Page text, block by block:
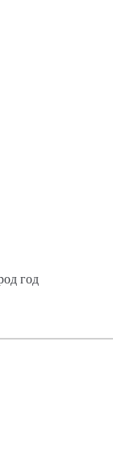
год